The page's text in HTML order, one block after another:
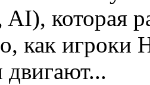
которая
как игроки
двигают...